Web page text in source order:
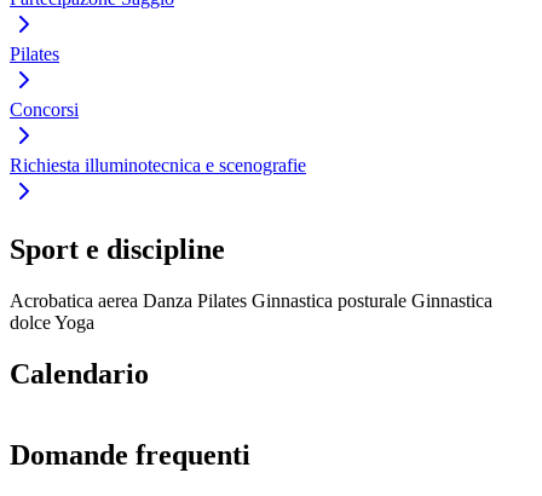
Pilates
Concorsi
Richiesta illuminotecnica e scenografie
Sport e discipline
Acrobatica aerea Danza Pilates Ginnastica posturale Ginnastica
dolceYoga
Calendario
Domande frequenti